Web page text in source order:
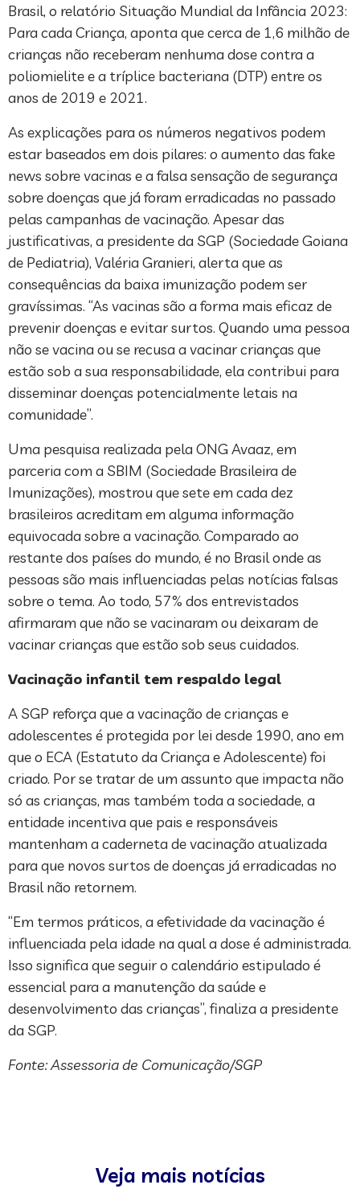
Brasil, o relatório Situação Mundial da Infância 2023:
Para cada Criança, aponta que cerca de 1,6 milhão de
crianças não receberam nenhuma dose contra a
poliomielite e a tríplice bacteriana (DTP) entre os
anos de 2019 e 2021.
As explicações para os números negativos podem
estar baseados em dois pilares: o aumento das fake
news sobre vacinas e a falsa sensação de segurança
sobre doenças que já foram erradicadas no passado
pelas campanhas de vacinação. Apesar das
justificativas, a presidente da SGP (Sociedade Goiana
de Pediatria), Valéria Granieri, alerta que as
consequências da baixa imunização podem ser
gravíssimas. “As vacinas são a forma mais eficaz de
prevenir doenças e evitar surtos. Quando uma pessoa
não se vacina ou se recusa a vacinar crianças que
estão sob a sua responsabilidade, ela contribui para
disseminar doenças potencialmente letais na
comunidade”.
Uma pesquisa realizada pela ONG Avaaz, em
parceria com a SBIM (Sociedade Brasileira de
Imunizações), mostrou que sete em cada dez
brasileiros acreditam em alguma informação
equivocada sobre a vacinação. Comparado ao
restante dos países do mundo, é no Brasil onde as
pessoas são mais influenciadas pelas notícias falsas
sobre o tema. Ao todo, 57% dos entrevistados
afirmaram que não se vacinaram ou deixaram de
vacinar crianças que estão sob seus cuidados.
Vacinação infantil tem respaldo legal
A SGP reforça que a vacinação de crianças e
adolescentes é protegida por lei desde 1990, ano em
que o ECA (Estatuto da Criança e Adolescente) foi
criado. Por se tratar de um assunto que impacta não
só as crianças, mas também toda a sociedade, a
entidade incentiva que pais e responsáveis
mantenham a caderneta de vacinação atualizada
para que novos surtos de doenças já erradicadas no
Brasil não retornem.
“Em termos práticos, a efetividade da vacinação é
influenciada pela idade na qual a dose é administrada.
Isso significa que seguir o calendário estipulado é
essencial para a manutenção da saúde e
desenvolvimento das crianças”, finaliza a presidente
da SGP.
Fonte: Assessoria de Comunicação/SGP
Veja mais notícias